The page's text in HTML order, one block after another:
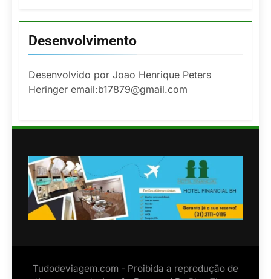
Desenvolvimento
Desenvolvido por Joao Henrique Peters
Heringer email:b17879@gmail.com
Tudodeviagem.com - Proibida a reprodução de